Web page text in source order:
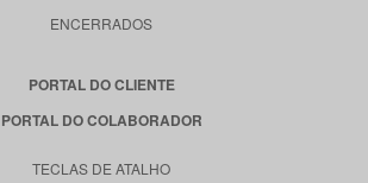
ENCERRADOS
PORTAL DO CLIENTE
PORTAL DO COLABORADOR
TECLAS DE ATALHO